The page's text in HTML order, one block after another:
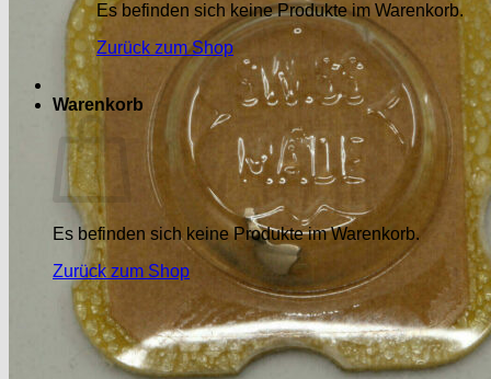
Es befinden sich keine Produkte im Warenkorb.
Zurück zum Shop
Warenkorb
Es befinden sich keine Produkte im Warenkorb.
Zurück zum Shop